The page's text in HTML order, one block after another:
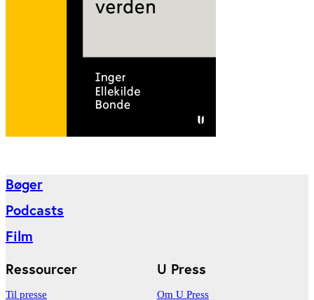
Bøger
Podcasts
Film
U Press
Om U Press
Ressourcer
Til presse